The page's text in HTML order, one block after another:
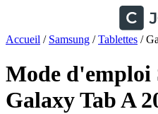
Accueil / Samsung / Tablettes /
Mode d'emploi
Galaxy Tab A